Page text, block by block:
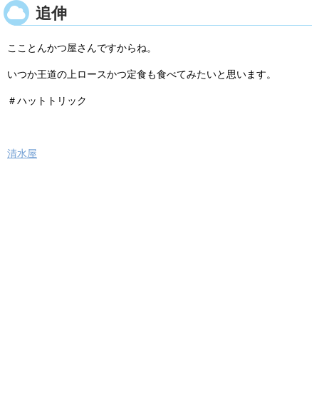
追伸
こことんかつ屋さんですからね。
いつか王道の上ロースかつ定食も食べてみたいと思います。
＃ハットトリック
清水屋